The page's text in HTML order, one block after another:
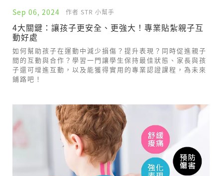
Sep 06, 2024 作者 STR 小幫手
4大關鍵：讓孩子更安全、更強大！專業貼紮親子互
動好處
如何幫助孩子在運動中減少損傷？提升表現？同時促進親子
間的互動與合作？學習一門讓學生保持最佳狀態、家長與孩
子還可增進互動，以及能獲得實用的專業認證課程，為未來
鋪路吧！